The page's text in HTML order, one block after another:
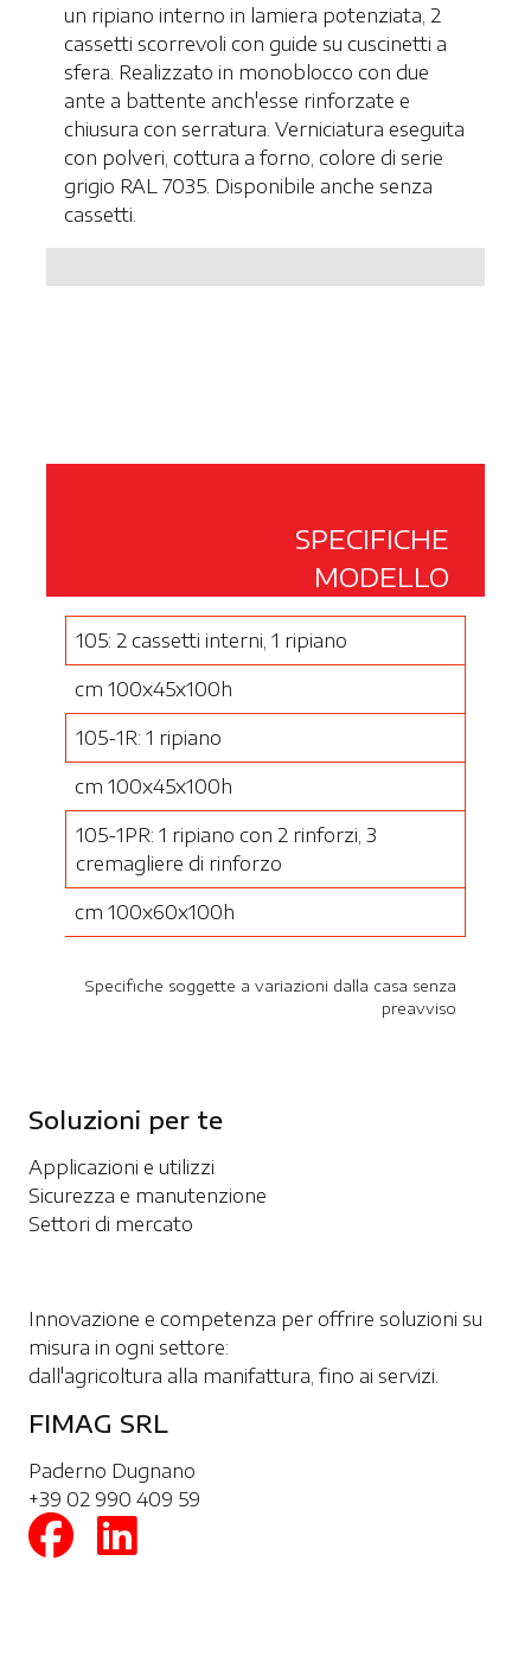
un ripiano interno in lamiera potenziata, 2
cassetti scorrevoli con guide su cuscinetti a
sfera. Realizzato in monoblocco con due
ante a battente anch'esse rinforzate e
chiusura con serratura. Verniciatura eseguita
con polveri, cottura a forno, colore di serie
grigio RAL 7035. Disponibile anche senza
cassetti.
SPECIFICHE
MODELLO
105: 2 cassetti interni, 1 ripiano
cm 100x45x100h
105-1R: 1 ripiano
cm 100x45x100h
105-1PR: 1 ripiano con 2 rinforzi, 3
cremagliere di rinforzo
cm 100x60x100h
Specifiche soggette a variazioni dalla casa senza
preavviso
Soluzioni per te
Applicazioni e utilizzi
Sicurezza e manutenzione
Settori di mercato
Innovazione e competenza per offrire soluzioni su
misura in ogni settore:
dall'agricoltura alla manifattura, fino ai servizi.
FIMAG SRL
Paderno Dugnano
+39 02 990 409 59